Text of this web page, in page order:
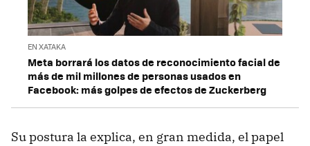
EN XATAKA
Meta borrará los datos de reconocimiento facial de
más de mil millones de personas usados en
Facebook: más golpes de efectos de Zuckerberg
Su postura la explica, en gran medida, el papel